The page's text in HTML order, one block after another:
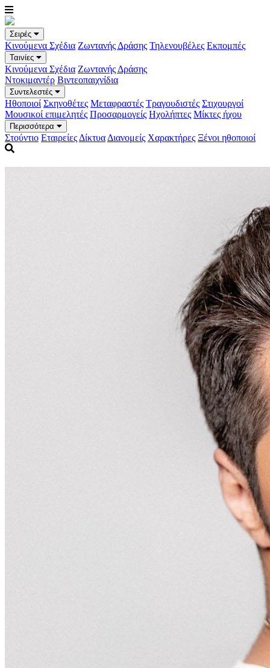
Σειρές
Κινούμενα Σχέδια Ζωντανής Δράσης Τηλενουβέλες Εκπομπές
Ταινίες
Κινούμενα Σχέδια Ζωντανής Δράσης
Ντοκιμαντέρ Βιντεοπαιχνίδια
Συντελεστές
Ηθοποιοί Σκηνοθέτες Μεταφραστές Τραγουδιστές Στιχουργοί
Μουσικοί επιμελητές Προσαρμογείς Ηχολήπτες Μίκτες ήχου
Περισσότερα
Στούντιο Εταιρείες Δίκτυα Διανομείς Χαρακτήρες Ξένοι ηθοποιοί